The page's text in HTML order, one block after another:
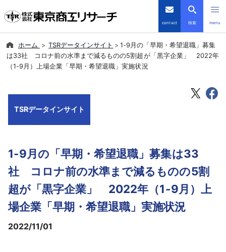
contact 検索 menu
倒産・注目企業情報
TSR-PLUS
会社案内
商品・サービス
導入事例
ホーム TSRデータインサイト
1-9月の「早期・希望退職」募集
は33社 コロナ前の水準まで減るものの5割超が「黒字企業」 2022年
（1-9月）上場企業「早期・希望退職」実施状況
TSRデータインサイト
1-9月の「早期・希望退職」募集は33
社 コロナ前の水準まで減るものの5割
超が「黒字企業」 2022年（1-9月）上
場企業「早期・希望退職」実施状況
2022/11/01